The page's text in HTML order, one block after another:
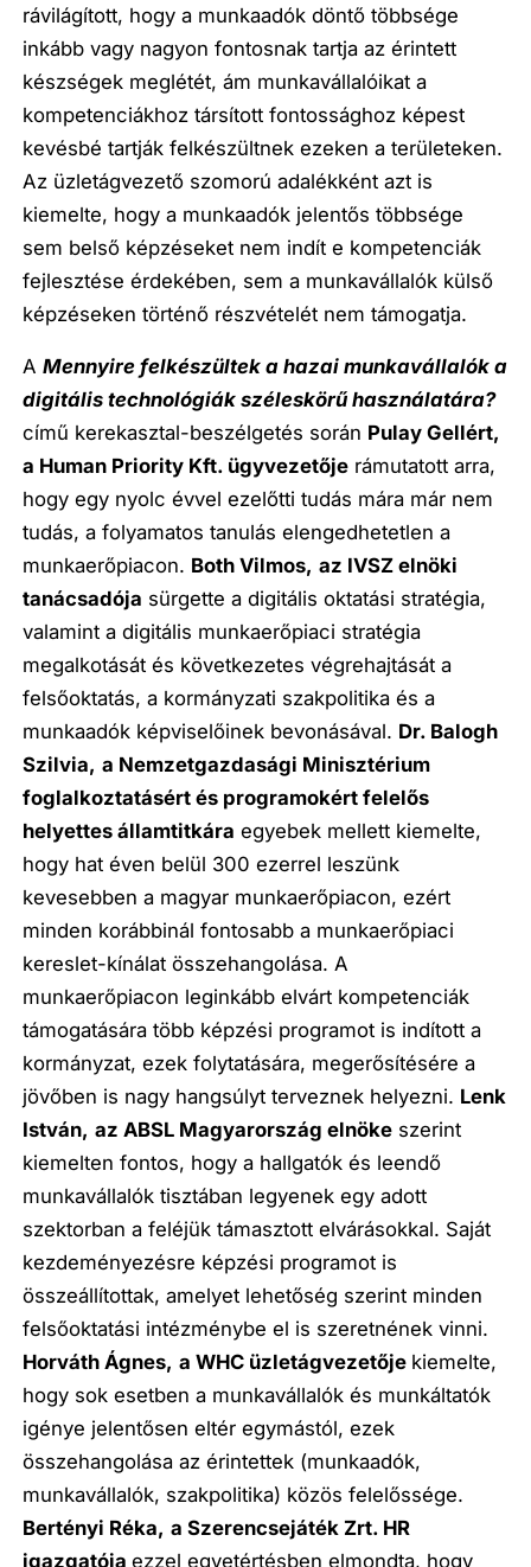
rávilágított, hogy a munkaadók döntő többsége
inkább vagy nagyon fontosnak tartja az érintett
készségek meglétét, ám munkavállalóikat a
kompetenciákhoz társított fontossághoz képest
kevésbé tartják felkészültnek ezeken a területeken.
Az üzletágvezető szomorú adalékként azt is
kiemelte, hogy a munkaadók jelentős többsége
sem belső képzéseket nem indít e kompetenciák
fejlesztése érdekében, sem a munkavállalók külső
képzéseken történő részvételét nem támogatja.
AMennyire felkészültek a hazai munkavállalók a
digitális technológiák széleskörű használatára?
című kerekasztal-beszélgetés során Pulay Gellért,
a Human Priority Kft. ügyvezetője rámutatott arra,
hogy egy nyolc évvel ezelőtti tudás mára már nem
tudás, a folyamatos tanulás elengedhetetlen a
munkaerőpiacon. Both Vilmos, az IVSZ elnöki
tanácsadója sürgette a digitális oktatási stratégia,
valamint a digitális munkaerőpiaci stratégia
megalkotását és következetes végrehajtását a
felsőoktatás, a kormányzati szakpolitika és a
munkaadók képviselőinek bevonásával. Dr. Balogh
Szilvia, a Nemzetgazdasági Minisztérium
foglalkoztatásért és programokért felelős
helyettes államtitkára egyebek mellett kiemelte,
hogy hat éven belül 300 ezerrel leszünk
kevesebben a magyar munkaerőpiacon, ezért
minden korábbinál fontosabb a munkaerőpiaci
kereslet-kínálat összehangolása. A
munkaerőpiacon leginkább elvárt kompetenciák
támogatására több képzési programot is indított a
kormányzat, ezek folytatására, megerősítésére a
jövőben is nagy hangsúlyt terveznek helyezni. Lenk
István, az ABSL Magyarország elnöke szerint
kiemelten fontos, hogy a hallgatók és leendő
munkavállalók tisztában legyenek egy adott
szektorban a feléjük támasztott elvárásokkal. Saját
kezdeményezésre képzési programot is
összeállítottak, amelyet lehetőség szerint minden
felsőoktatási intézménybe el is szeretnének vinni.
Horváth Ágnes, a WHC üzletágvezetője kiemelte,
hogy sok esetben a munkavállalók és munkáltatók
igénye jelentősen eltér egymástól, ezek
összehangolása az érintettek (munkaadók,
munkavállalók, szakpolitika) közös felelőssége.
Bertényi Réka, a Szerencsejáték Zrt. HR
igazgatójaezzel egyetértésben elmondta, hogy